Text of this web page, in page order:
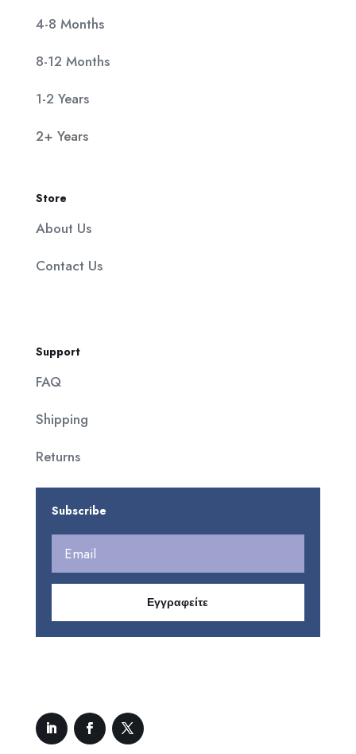
4-8 Months
8-12 Months
1-2 Years
2+ Years
Store
About Us
Contact Us
Support
FAQ
Shipping
Returns
Subscribe
Εγγραφείτε